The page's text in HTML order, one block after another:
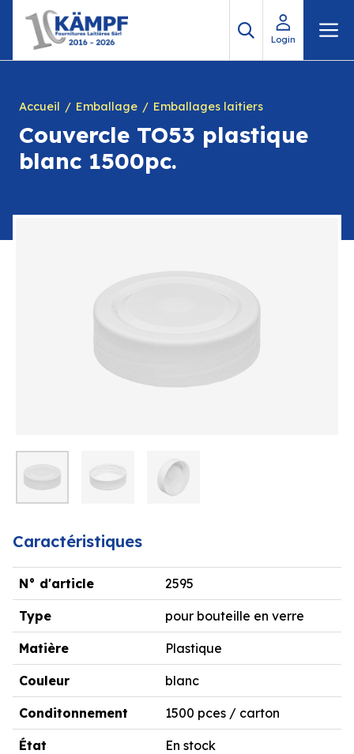
contenu
Login
Accueil Emballage Emballages laitiers
Couvercle TO53 plastique
blanc 1500pc.
Caractéristiques
N° d'article 2595
Type pour bouteille en verre
Matière Plastique
Couleur blanc
Conditonnement 1500 pces / carton
État En stock